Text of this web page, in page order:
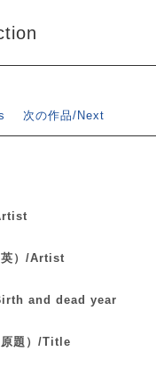
次の作品/Next
英）/Artist
and dead year
原題）/Title